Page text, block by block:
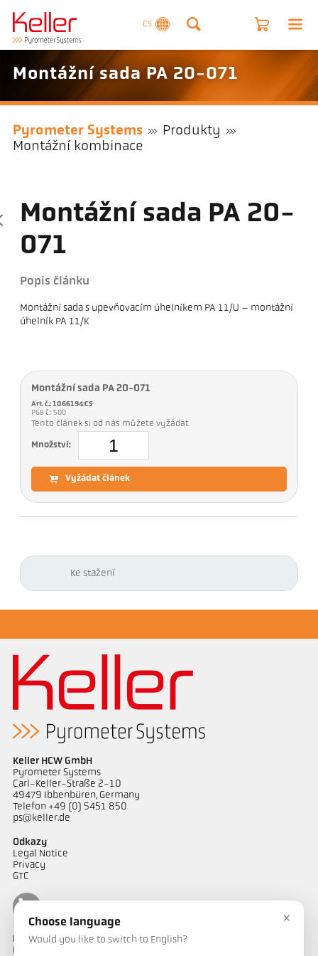
CS
Montážní sada PA 20-071
Pyrometer Systems
Produkty
Montážní kombinace
Montážní sada PA 20-
071
Popis článku
Montážní sada s upevňovacím úhelníkem PA 11/U – montážní
úhelník PA 11/K
Montážní sada PA 20-071
Art. č.: 1066194:CS
PGB č.: 500
Tento článek si od nás můžete vyžádat
Množství:
Vyžádat článek
Ke stažení
Keller HCW GmbH
Pyrometer Systems
Carl-Keller-Straße 2-10
49479 Ibbenbüren, Germany
Telefon +49 (0) 5451 850
ps@keller.de
Odkazy
Legal Notice
Privacy
GTC
Kontakt
Máte dotazy ohledně našich řešení pro měření teploty? Náš tým
×
Choose language
Would you like to switch to English?